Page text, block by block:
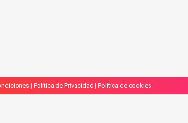
| Política de Privacidad | Política de cookies